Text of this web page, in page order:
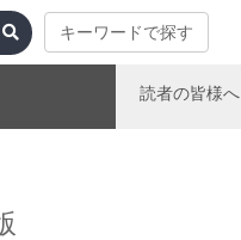
キーワードで探す
読者の皆様へ